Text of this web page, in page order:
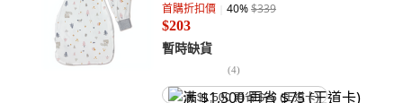
首購折扣價 40%$339
$203
暫時缺貨
(4)
满 $1,500 再省 $75 (王道卡)